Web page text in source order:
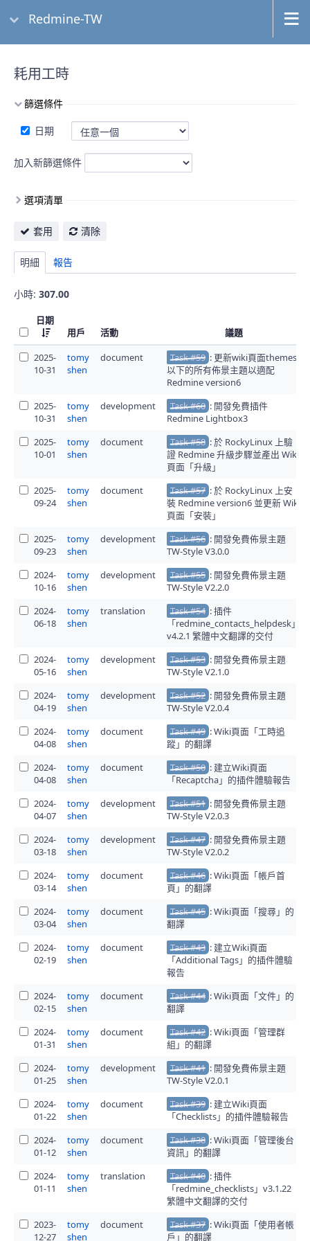
Redmine-TW
耗用工時
篩選條件
日期
加入新篩選條件
選項清單
套用 清除
明細 報告
小時: 307.00
日期
用戶
活動
議題
2025-
10-31
tomy
shen
document Task #59 : 更新wiki頁面themes
以下的所有佈景主題以適配
Redmine version6
2025-
10-31
tomy
shen
development Task #60 : 開發免費插件
Redmine Lightbox3
2025-
10-01
tomy
shen
document Task #58 : 於 RockyLinux 上驗
證 Redmine 升級步驟並產出 Wiki
頁面「升級」
2025-
09-24
tomy
shen
document Task #57 : 於 RockyLinux 上安
裝 Redmine version6 並更新 Wiki
頁面「安裝」
2025-
09-23
tomy
shen
development Task #56 : 開發免費佈景主題
TW-Style V3.0.0
2024-
10-16
tomy
shen
development Task #55 : 開發免費佈景主題
TW-Style V2.2.0
2024-
06-18
tomy
shen
translation Task #54 : 插件
「redmine_contacts_helpdesk」
v4.2.1 繁體中文翻譯的交付
2024-
05-16
tomy
shen
development Task #53 : 開發免費佈景主題
TW-Style V2.1.0
2024-
04-19
tomy
shen
development Task #52 : 開發免費佈景主題
TW-Style V2.0.4
2024-
04-08
tomy
shen
document Task #49 : Wiki頁面「工時追
蹤」的翻譯
2024-
04-08
tomy
shen
document Task #50 : 建立Wiki頁面
「Recaptcha」的插件體驗報告
2024-
04-07
tomy
shen
development Task #51 : 開發免費佈景主題
TW-Style V2.0.3
2024-
03-18
tomy
shen
development Task #47 : 開發免費佈景主題
TW-Style V2.0.2
2024-
03-14
tomy
shen
document Task #46 : Wiki頁面「帳戶首
頁」的翻譯
2024-
03-04
tomy
shen
document Task #45 : Wiki頁面「搜尋」的
翻譯
2024-
02-19
tomy
shen
document Task #43 : 建立Wiki頁面
「Additional Tags」的插件體驗
報告
2024-
02-15
tomy
shen
document Task #44 : Wiki頁面「文件」的
翻譯
2024-
01-31
tomy
shen
document Task #42 : Wiki頁面「管理群
組」的翻譯
2024-
01-25
tomy
shen
development Task #41 : 開發免費佈景主題
TW-Style V2.0.1
2024-
01-22
tomy
shen
document Task #39 : 建立Wiki頁面
「Checklists」的插件體驗報告
2024-
01-12
tomy
shen
document Task #38 : Wiki頁面「管理後台
資訊」的翻譯
2024-
01-11
tomy
shen
translation Task #40 : 插件
「redmine_checklists」v3.1.22
繁體中文翻譯的交付
2023-
12-27
tomy
shen
document Task #37 : Wiki頁面「使用者帳
戶」的翻譯